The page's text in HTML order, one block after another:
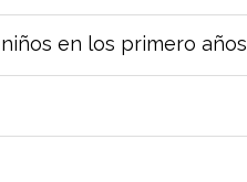
en los primero años